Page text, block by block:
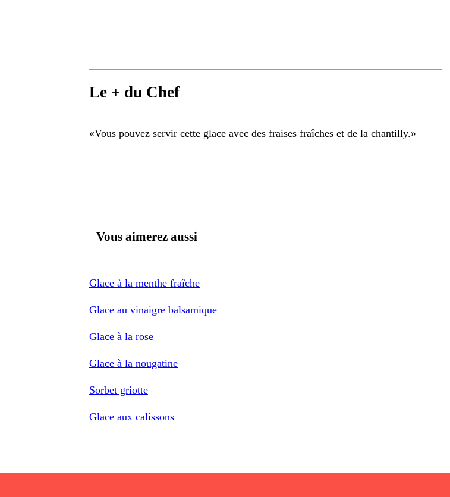
Le + du Chef
«Vous pouvez servir cette glace avec des fraises fraîches et de la chantilly.»
Vous aimerez aussi
Glace à la menthe fraîche
Glace au vinaigre balsamique
Glace à la rose
Glace à la nougatine
Sorbet griotte
Glace aux calissons